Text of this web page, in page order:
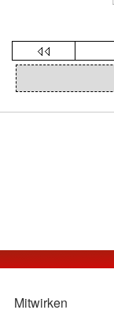
Mitwirken